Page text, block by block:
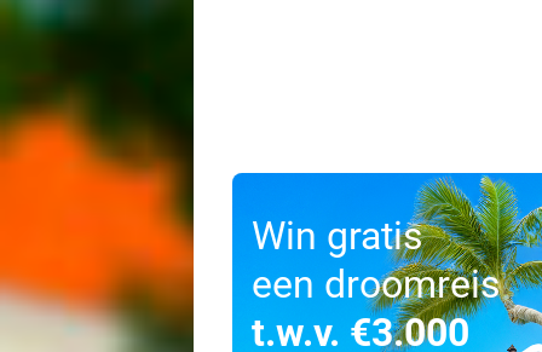
Win gratis
een droomreis
t.w.v. €3.000